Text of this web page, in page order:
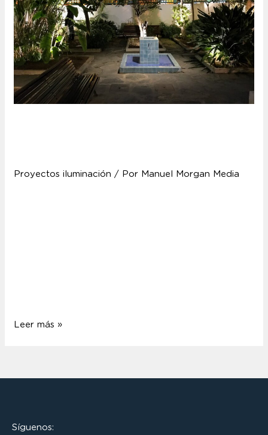
Proyectos iluminación / Por Manuel Morgan Media
Leer más »
Síguenos: